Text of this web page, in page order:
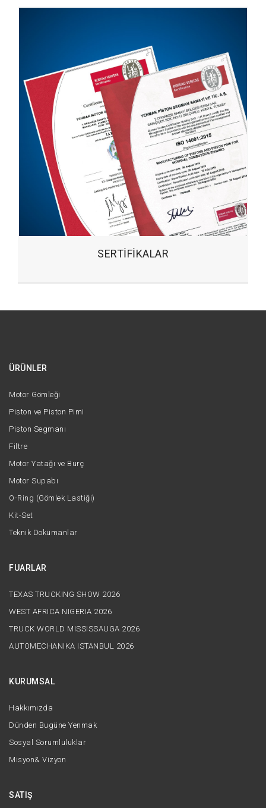
SERTIFIKALAR
ÜRÜNLER
Motor Gömleği
Piston ve Piston Pimi
Piston Segmanı
Filtre
Motor Yatağı ve Burç
Motor Supabı
O-Ring (Gömlek Lastiği)
Kit-Set
Teknik Dokümanlar
FUARLAR
TEXAS TRUCKING SHOW 2026
WEST AFRICA NIGERIA 2026
TRUCK WORLD MISSISSAUGA 2026
AUTOMECHANIKA ISTANBUL 2026
KURUMSAL
Hakkımızda
Dünden Bugüne Yenmak
Sosyal Sorumluluklar
Misyon& Vizyon
SATIŞ